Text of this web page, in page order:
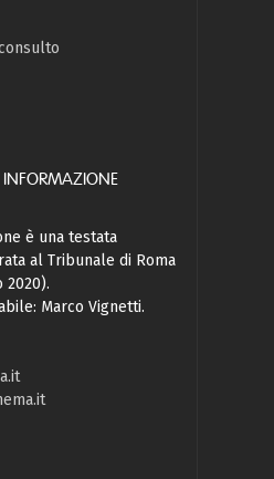
è una testata
al Tribunale di Roma
2020).
Marco Vignetti.